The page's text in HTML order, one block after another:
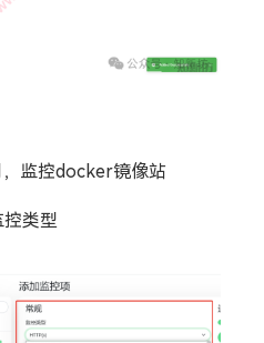
监控docker镜像站
类型